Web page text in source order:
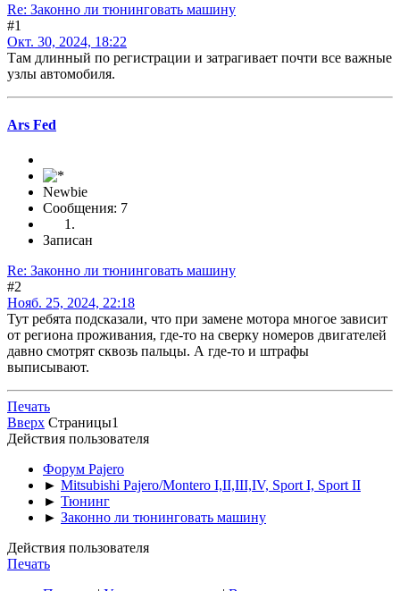
Re: Законно ли тюнинговать машину
#1
Окт. 30, 2024, 18:22
Там длинный по регистрации и затрагивает почти все важные
узлы автомобиля.
Ars Fed
Newbie
Сообщения: 7
Записан
Re: Законно ли тюнинговать машину
#2
Нояб. 25, 2024, 22:18
Тут ребята подсказали, что при замене мотора многое зависит
от региона проживания, где-то на сверку номеров двигателей
давно смотрят сквозь пальцы. А где-то и штрафы
выписывают.
Печать
Вверх Страницы1
Действия пользователя
Форум Pajero
► Mitsubishi Pajero/Montero I,II,III,IV, Sport I, Sport II
► Тюнинг
► Законно ли тюнинговать машину
Действия пользователя
Печать